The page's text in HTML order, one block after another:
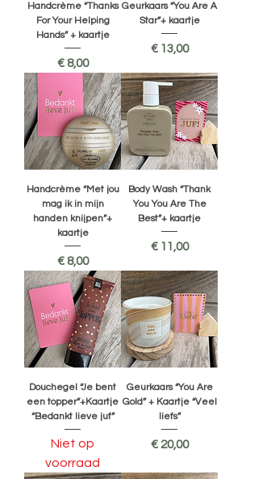
Handcrème “Thanks
For Your Helping
Hands” + kaartje
Prijs
€ 8,00
Geurkaars “You Are A
Star”+ kaartje
Prijs
€ 13,00
Handcrème “Met jou
mag ik in mijn
handen knijpen”+
kaartje
Prijs
€ 8,00
Body Wash “Thank
You You Are The
Best”+ kaartje
Prijs
€ 11,00
Douchegel “Je bent
een topper”+Kaartje
“Bedankt lieve juf”
Niet op
voorraad
Geurkaars “You Are
Gold” + Kaartje “Veel
liefs”
Prijs
€ 20,00